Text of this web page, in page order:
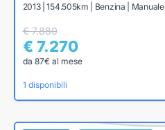
2013 | 154.505km | Benzina | Manuale
€ 7.880
€ 7.270
da 87€ al mese
1 disponibili